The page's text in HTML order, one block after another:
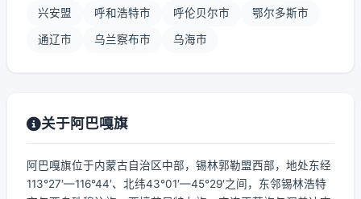
兴安盟 呼和浩特市 呼伦贝尔市 鄂尔多斯市
通辽市 乌兰察布市 乌海市
关于阿巴嘎旗
阿巴嘎旗位于内蒙古自治区中部，锡林郭勒盟西部，地处东经
113°27′—116°44′、北纬43°01′—45°29′之间，东邻锡林浩特